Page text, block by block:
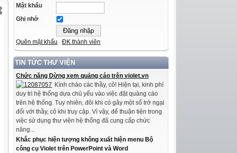
Mật khẩu
Ghi nhớ
Quên mật khẩu ĐK thành viên
TIN TỨC THƯ VIỆN
Chức năng Dừng xem quảng cáo trên violet.vn
Kính chào các thầy, cô! Hiện tại, kinh phí
duy trì hệ thống dựa chủ yếu vào việc đặt quảng cáo
trên hệ thống. Tuy nhiên, đôi khi có gây một số trở ngại
đối với thầy, cô khi truy cập. Vì vậy, để thuận tiện trong
việc sử dụng thư viện hệ thống đã cung cấp chức
năng...
Khắc phục hiện tượng không xuất hiện menu Bộ
công cụ Violet trên PowerPoint và Word